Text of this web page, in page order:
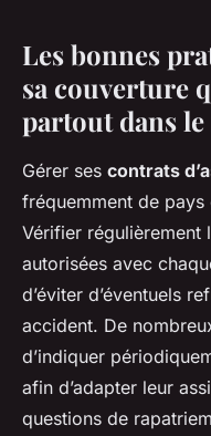
Les bonnes
sa couverture
partout dans
Gérer ses contrats
fréquemment de
Vérifier régulièrement
autorisées avec
d’éviter d’éventuels
accident. De
d’indiquer
afin d’adapter leur
questions de